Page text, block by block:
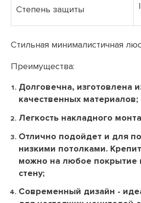
Степень защиты
Стильная минималистичная
Преимущества:
Долговечна, изготовлена
качественных материалов;
Легкость накладного
Отлично подойдет и для
низкими потолками.
можно на любое покрытие
стену;
Современный дизайн -